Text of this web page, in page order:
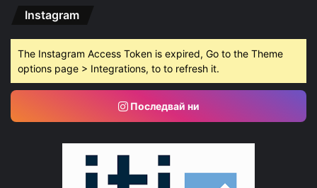
Instagram
The Instagram Access Token is expired, Go to the Theme
options page > Integrations, to to refresh it.
Последвай ни